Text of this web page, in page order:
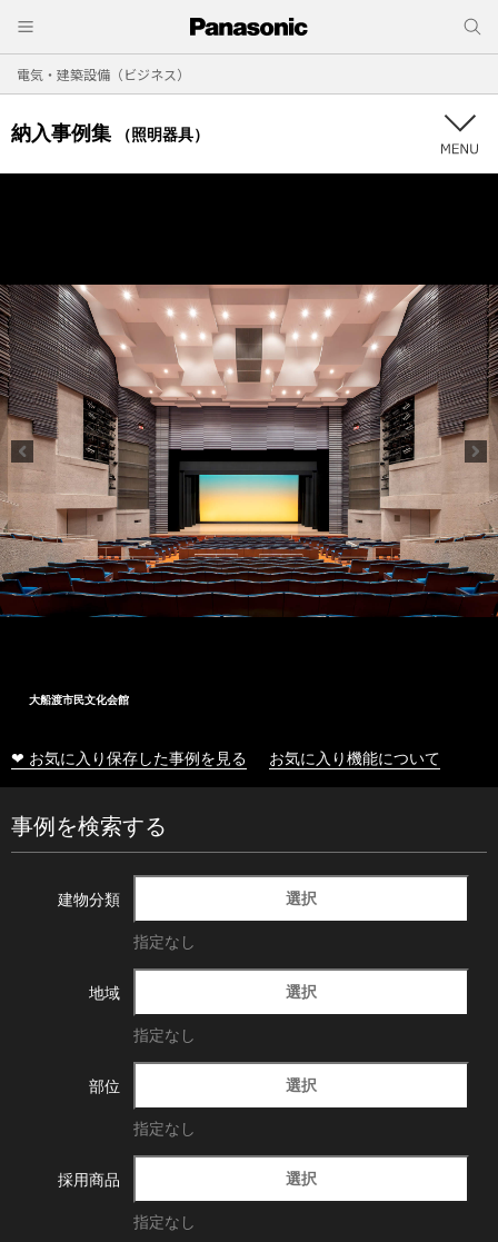
電気・建築設備（ビジネス）
納入事例集 （照明器具）
大船渡市民文化会館
❤ お気に入り保存した事例を見る お気に入り機能について
事例を検索する
建物分類 選択
指定なし
地域 選択
指定なし
部位 選択
指定なし
採用商品 選択
指定なし